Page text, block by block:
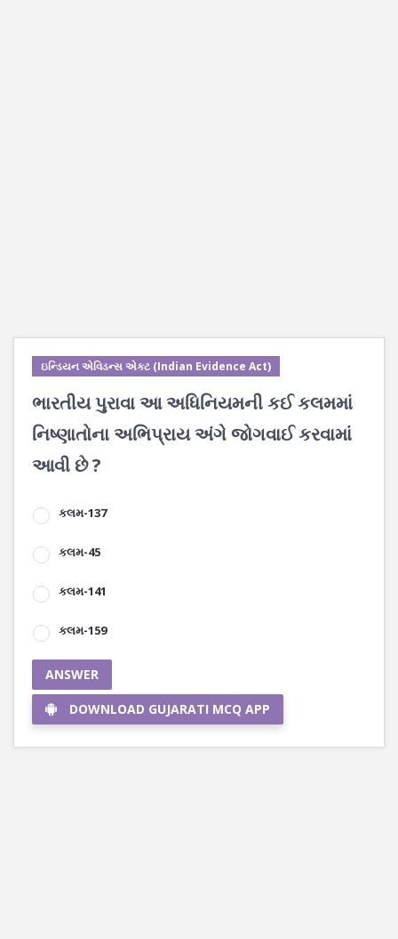
ઇન્ડિયન એવિડન્સ એક્ટ (Indian Evidence Act)
ભારતીય પુરાવા આ અધિનિયમની કઈ કલમમાં
નિષ્ણાતોના અભિપ્રાય અંગે જોગવાઈ કરવામાં
આવી છે ?
કલમ-137
કલમ-45
કલમ-141
કલમ-159
ANSWER
DOWNLOAD GUJARATI MCQ APP